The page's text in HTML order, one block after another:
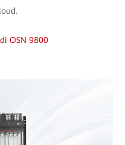
OSN 9800